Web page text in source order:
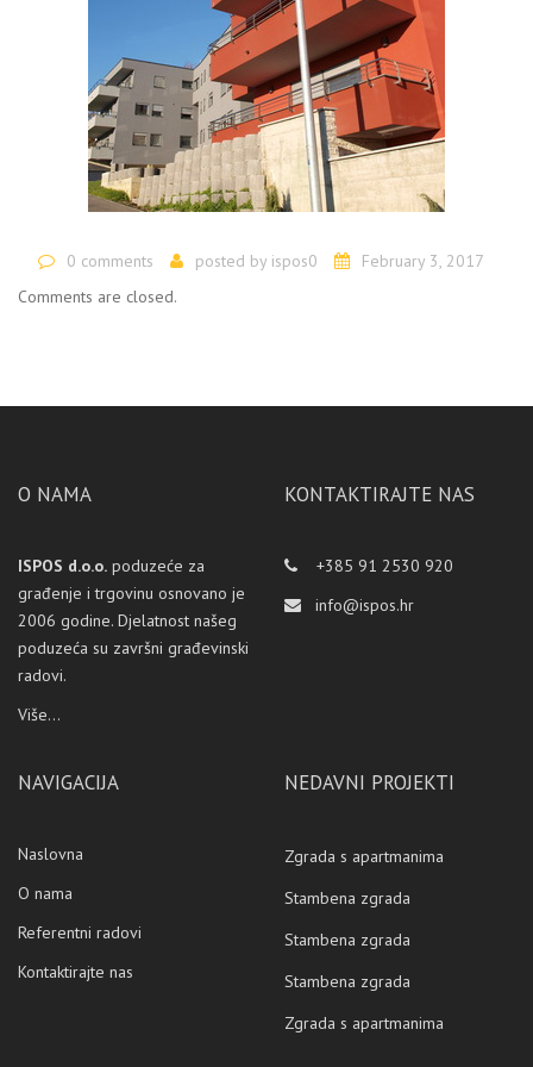
0 comments posted by ispos0
February 3, 2017
Comments are closed.
O NAMA
ISPOS d.o.o. poduzeće za
građenje i trgovinu osnovano je
2006 godine. Djelatnost našeg
poduzeća su završni građevinski
radovi.
Više...
KONTAKTIRAJTE NAS
+385 91 2530 920
info@ispos.hr
NAVIGACIJA
Naslovna
O nama
Referentni radovi
Kontaktirajte nas
NEDAVNI PROJEKTI
Zgrada s apartmanima
Stambena zgrada
Stambena zgrada
Stambena zgrada
Zgrada s apartmanima